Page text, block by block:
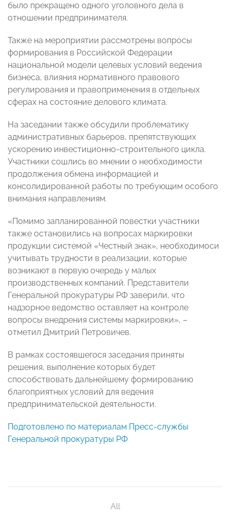
было прекращено одного уголовного дела в
отношении предпринимателя.
Также на мероприятии рассмотрены вопросы
формирования в Российской Федерации
национальной модели целевых условий ведения
бизнеса, влияния нормативного правового
регулирования и правоприменения в отдельных
сферах на состояние делового климата.
На заседании также обсудили проблематику
административных барьеров, препятствующих
ускорению инвестиционно-строительного цикла.
Участники сошлись во мнении о необходимости
продолжения обмена информацией и
консолидированной работы по требующим особого
внимания направлениям.
«Помимо запланированной повестки участники
также остановились на вопросах маркировки
продукции системой «Честный знак», необходимоси
учитывать трудности в реализации, которые
возникают в первую очередь у малых
производственных компаний. Представители
Генеральной прокуратуры РФ заверили, что
надзорное ведомство оставляет на контроле
вопросы внедрения системы маркировки», –
отметил Дмитрий Петровичев.
В рамках состоявшегося заседания приняты
решения, выполнение которых будет
способствовать дальнейшему формированию
благоприятных условий для ведения
предпринимательской деятельности.
Подготовлено по материалам Пресс-службы
Генеральной прокуратуры РФ
All